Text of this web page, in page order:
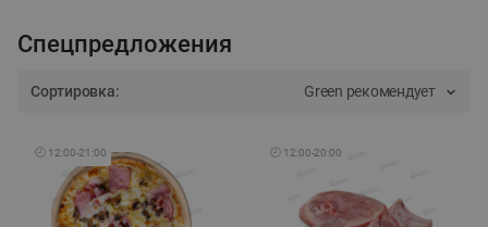
Спецпредложения
Сортировка: Green рекомендует
🕘 12:00-21:00 🕘 12:00-20:00